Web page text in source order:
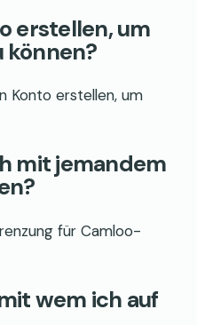
erstellen, um
können?
Konto erstellen, um
mit jemandem
für Camloo-
wem ich auf